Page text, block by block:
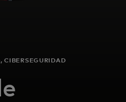
CIBERSEGURIDAD